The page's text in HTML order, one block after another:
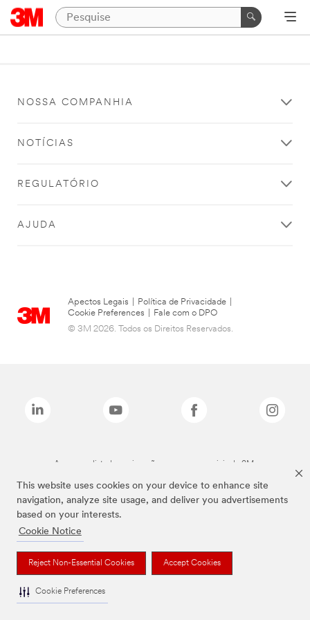
This website uses cookies on your device to enhance site
navigation, analyze site usage, and deliver you advertisements
based on your interests.
Cookie Notice
Reject Non-Essential Cookies Accept Cookies
Cookie Preferences
NOSSA COMPANHIA
NOTÍCIAS
REGULATÓRIO
AJUDA
Apectos Legais Política de Privacidade
Cookie Preferences
Fale com o DPO
© 3M 2026. Todos os Direitos Reservados.
As marcas listadas a cima são marcas comerciais da 3M.